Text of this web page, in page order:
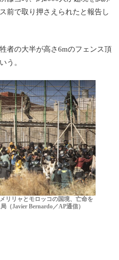
前で取り押さえられたと報告し
者の大半が高さ6mのフェンス頂
う。
リリャとモロッコの国境、亡命を
（Javier Bernardo／AP通信）